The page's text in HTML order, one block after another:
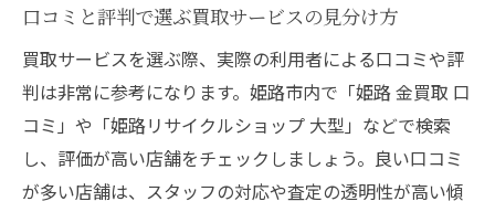
口コミと評判で選ぶ買取サービスの見分け方
買取サービスを選ぶ際、実際の利用者による口コミや評
判は非常に参考になります。姫路市内で「姫路 金買取 口
コミ」や「姫路リサイクルショップ 大型」などで検索
し、評価が高い店舗をチェックしましょう。良い口コミ
が多い店舗は、スタッフの対応や査定の透明性が高い傾